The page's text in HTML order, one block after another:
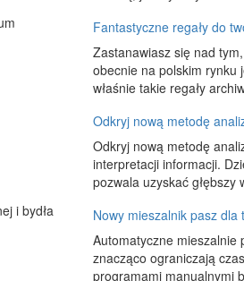
Fantastyczne regały do
Zastanawiasz się nad
obecnie na polskim rynku
właśnie takie regały
Odkryj nową metodę
Odkryj nową metodę
interpretacji informacji.
pozwala uzyskać
Nowy mieszalnik pasz dla
Automatyczne mieszalnie
znacząco ograniczają
programami manualnymi